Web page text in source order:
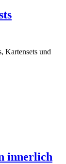
Kartensets und
innerlich